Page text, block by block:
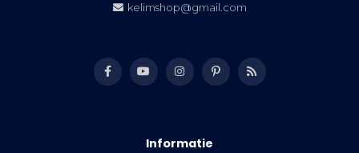
kelimshop@gmail.com
Informatie